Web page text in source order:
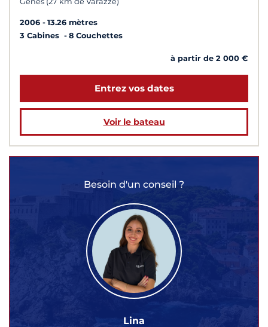
2006
13.26 mètres
3 Cabines
8 Couchettes
à partir de 2 000 €
Entrez vos dates
Voir le bateau
Besoin d'un conseil ?
Lina